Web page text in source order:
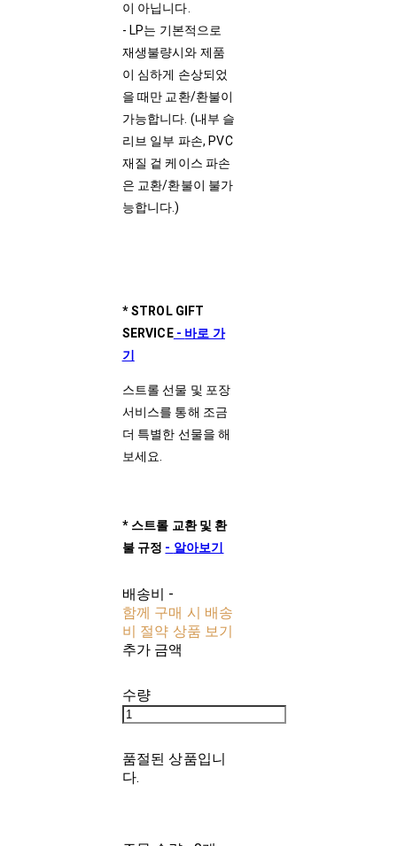
이 아닙니다.
- LP는 기본적으로
재생불량시와 제품
이 심하게 손상되었
을 때만 교환/환불이
가능합니다. (내부 슬
리브 일부 파손, PVC
재질 겉 케이스 파손
은 교환/환불이 불가
능합니다.)
* STROL GIFT
SERVICE- 바로 가
기
스트롤 선물 및 포장
서비스를 통해 조금
더 특별한 선물을 해
보세요.
* 스트롤 교환 및 환
불 규정 - 알아보기
배송비 -
함께 구매 시 배송
비 절약 상품 보기
추가 금액
수량
품절된 상품입니
다.